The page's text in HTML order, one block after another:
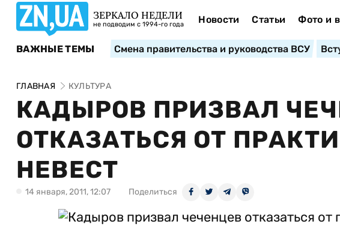
ЗЕРКАЛО НЕДЕЛИ
не подводим с 1994-го года Новости Статьи Фото и
ВАЖНЫЕ ТЕМЫ Смена правительства и руководства ВСУ
ГЛАВНАЯ КУЛЬТУРА
КАДЫРОВ ПРИЗВАЛ
ОТКАЗАТЬСЯ ОТ
НЕВЕСТ
14 января, 2011, 12:07 Поделиться